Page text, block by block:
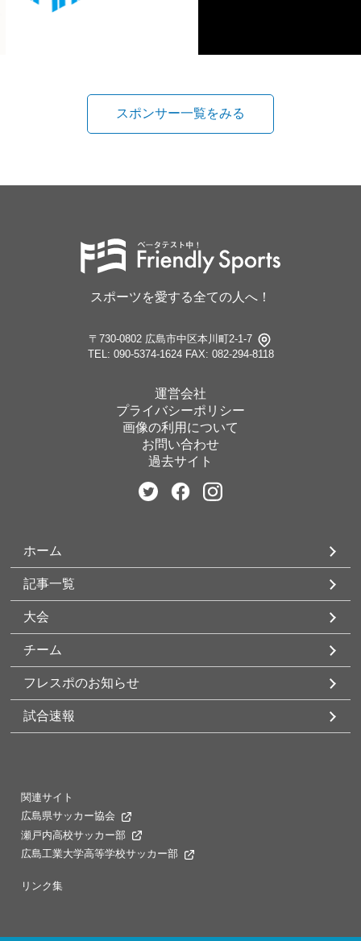
スポンサー一覧をみる
スポーツを愛する全ての人へ！
〒730-0802 広島市中区本川町2-1-7
TEL: 090-5374-1624 FAX: 082-294-8118
運営会社
プライバシーポリシー
画像の利用について
お問い合わせ
過去サイト
ホーム
記事一覧
大会
チーム
フレスポのお知らせ
試合速報
関連サイト
広島県サッカー協会
瀬戸内高校サッカー部
広島工業大学高等学校サッカー部
リンク集